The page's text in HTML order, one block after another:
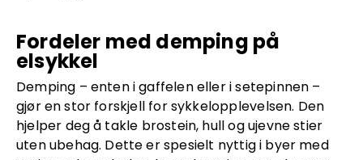
Fordeler med demping på
elsykkel
Demping – enten i gaffelen eller i setepinnen –
gjør en stor forskjell for sykkelopplevelsen. Den
hjelper deg å takle brostein, hull og ujevne stier
uten ubehag. Dette er spesielt nyttig i byer med